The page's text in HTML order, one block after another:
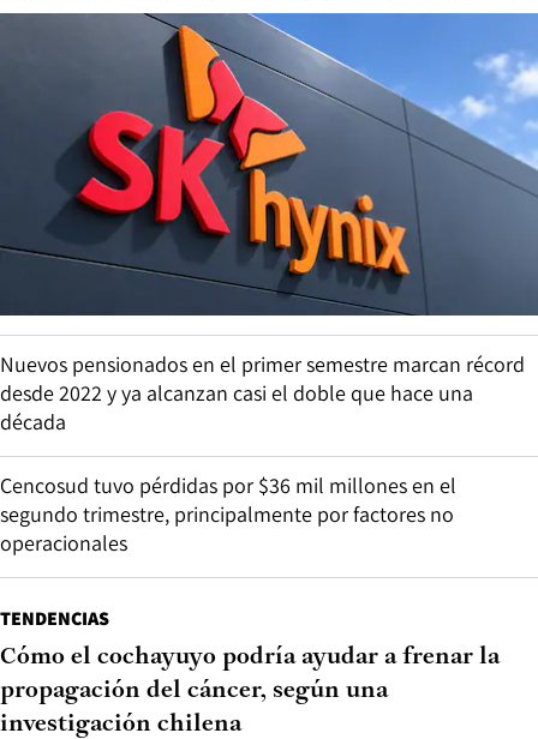
Nuevos pensionados en el primer semestre marcan récord
desde 2022 y ya alcanzan casi el doble que hace una
década
Cencosud tuvo pérdidas por $36 mil millones en el
segundo trimestre, principalmente por factores no
operacionales
TENDENCIAS
Cómo el cochayuyo podría ayudar a frenar la
propagación del cáncer, según una
investigación chilena